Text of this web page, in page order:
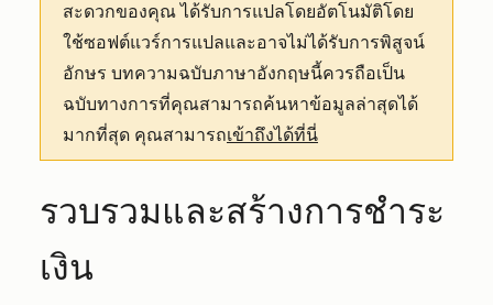
สะดวกของคุณได้รับการแปลโดยอัตโนมัติโดย
ใช้ซอฟต์แวร์การแปลและอาจไม่ได้รับการพิสูจน์
อักษร บทความฉบับภาษาอังกฤษนี้ควรถือเป็น
ฉบับทางการที่คุณสามารถค้นหาข้อมูลล่าสุดได้
มากที่สุด คุณสามารถเข้าถึงได้ที่นี่
รวบรวมและสร้างการชำระ
เงิน